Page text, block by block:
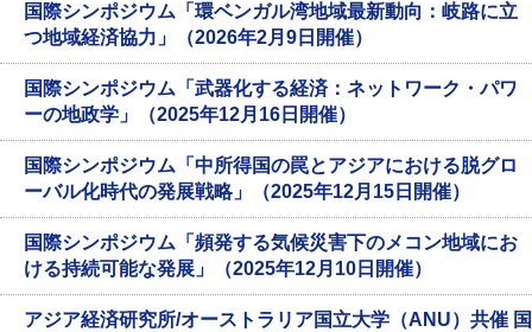
国際シンポジウム「環ベンガル湾地域最新動向：岐路に立
つ地域経済協力」（2026年2月9日開催）
国際シンポジウム「武器化する経済：ネットワーク・パワ
ーの地政学」（2025年12月16日開催）
国際シンポジウム「中所得国の罠とアジアにおける脱グロ
ーバル化時代の発展戦略」（2025年12月15日開催）
国際シンポジウム「頻発する気候災害下のメコン地域にお
ける持続可能な発展」（2025年12月10日開催）
アジア経済研究所/オーストラリア国立大学（ANU）共催 国